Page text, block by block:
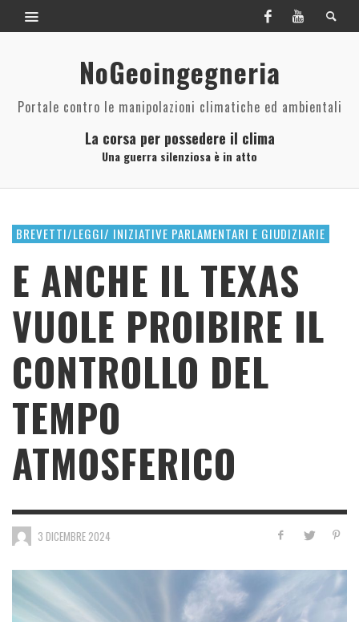
NoGeoingegneria
Portale contro le manipolazioni climatiche ed ambientali
La corsa per possedere il clima
Una guerra silenziosa è in atto
BREVETTI/LEGGI/ INIZIATIVE PARLAMENTARI E GIUDIZIARIE
E ANCHE IL TEXAS
VUOLE PROIBIRE IL
CONTROLLO DEL
TEMPO
ATMOSFERICO
3 DICEMBRE 2024